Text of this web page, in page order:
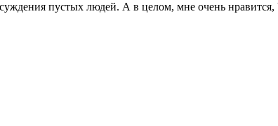
пустых людей. А в целом, мне очень